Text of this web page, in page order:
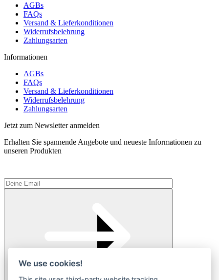
AGBs
FAQs
Versand & Lieferkonditionen
Widerrufsbelehrung
Zahlungsarten
Informationen
AGBs
FAQs
Versand & Lieferkonditionen
Widerrufsbelehrung
Zahlungsarten
Jetzt zum Newsletter anmelden
Erhalten Sie spannende Angebote und neueste Informationen zu
unseren Produkten
We use cookies!